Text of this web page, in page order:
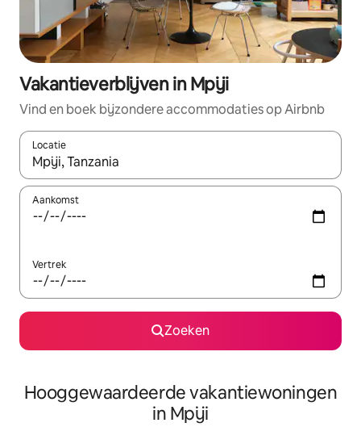
Vakantieverblijven in Mpiji
Vind en boek bijzondere accommodaties op Airbnb
Locatie
Wanneer er resultaten beschikbaar zijn, maak je een keuze
Aankomst
Vertrek
Zoeken
Hooggewaardeerde vakantiewoningen
in Mpiji